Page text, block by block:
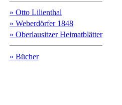
» Otto Lilienthal
» Weberdörfer 1848
» Oberlausitzer Heimatblätter
» Bücher